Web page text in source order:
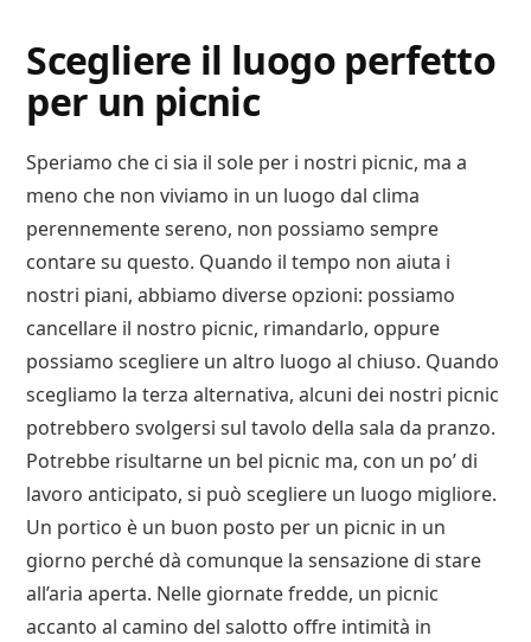
Scegliere il luogo perfetto
per un picnic
Speriamo che ci sia il sole per i nostri picnic, ma a
meno che non viviamo in un luogo dal clima
perennemente sereno, non possiamo sempre
contare su questo. Quando il tempo non aiuta i
nostri piani, abbiamo diverse opzioni: possiamo
cancellare il nostro picnic, rimandarlo, oppure
possiamo scegliere un altro luogo al chiuso. Quando
scegliamo la terza alternativa, alcuni dei nostri picnic
potrebbero svolgersi sul tavolo della sala da pranzo.
Potrebbe risultarne un bel picnic ma, con un po’ di
lavoro anticipato, si può scegliere un luogo migliore.
Un portico è un buon posto per un picnic in un
giorno perché dà comunque la sensazione di stare
all’aria aperta. Nelle giornate fredde, un picnic
accanto al camino del salotto offre intimità in